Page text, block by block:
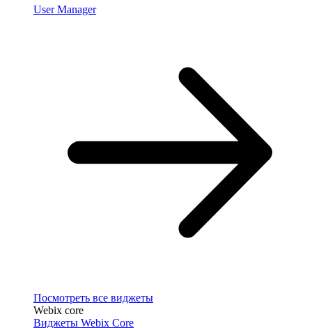
User Manager
Посмотреть все виджеты
Webix core
Виджеты Webix Core